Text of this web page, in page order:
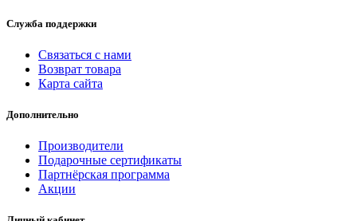
Служба поддержки
Связаться с нами
Возврат товара
Карта сайта
Дополнительно
Производители
Подарочные сертификаты
Партнёрская программа
Акции